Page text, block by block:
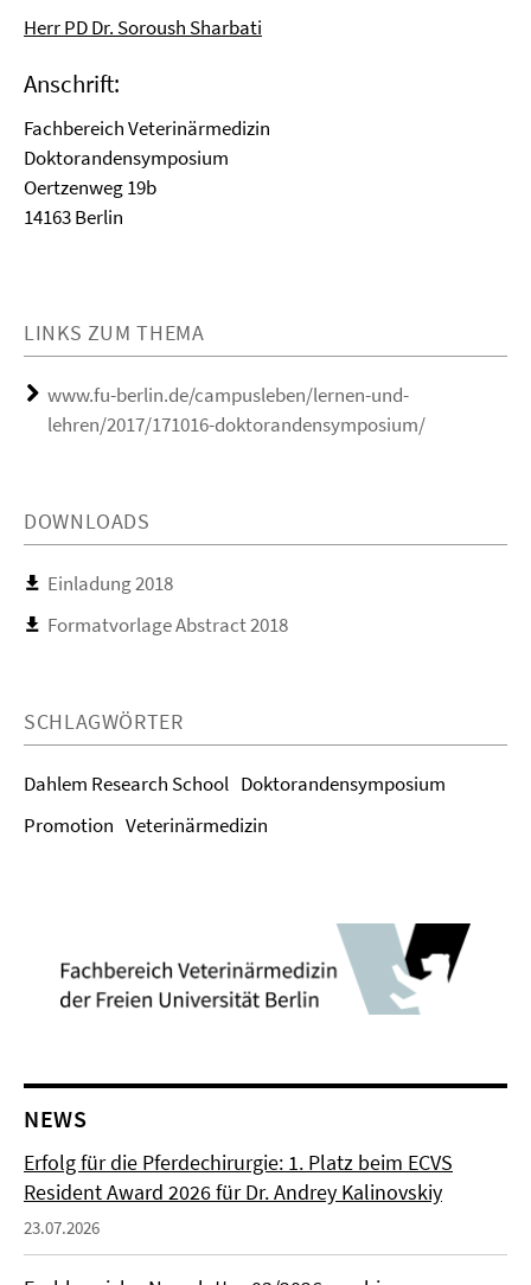
Herr PD Dr. Soroush Sharbati
Anschrift:
Fachbereich Veterinärmedizin
Doktorandensymposium
Oertzenweg 19b
14163 Berlin
LINKS ZUM THEMA
www.fu-berlin.de/campusleben/lernen-und-
lehren/2017/171016-doktorandensymposium/
DOWNLOADS
Einladung 2018
Formatvorlage Abstract 2018
SCHLAGWÖRTER
Dahlem Research School Doktorandensymposium
Promotion Veterinärmedizin
NEWS
Erfolg für die Pferdechirurgie: 1. Platz beim ECVS
Resident Award 2026 für Dr. Andrey Kalinovskiy
23.07.2026